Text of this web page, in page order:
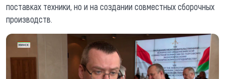
поставках техники, но и на создании совместных сборочных
производств.